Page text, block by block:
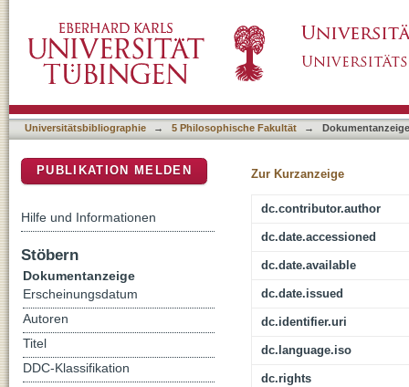
der Flüchtlingswohnlager im
Universitätsbibliographie → 5 Philosophische Fakultät → Dokumentanzeige
Zur Kurzanzeige
dc.contributor.author
dc.date.accessioned
dc.date.available
dc.date.issued
dc.identifier.uri
dc.language.iso
dc.rights
PUBLIKATION MELDEN
Hilfe und Informationen
Stöbern
Dokumentanzeige
Erscheinungsdatum
Autoren
Titel
DDC-Klassifikation